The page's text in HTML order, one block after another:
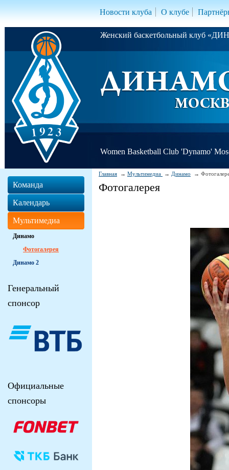
Новости клуба О клубе
Женский баскетбольный клуб
Women Basketball Club 'Dynamo'
Главная Мультимедиа Динамо
Фотогалерея
Команда
Календарь
Мультимедиа
Динамо
Фотогалерея
Динамо 2
Генеральный
спонсор
Официальные
спонсоры